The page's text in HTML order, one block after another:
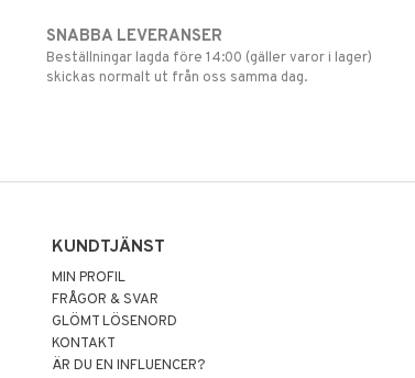
SNABBA LEVERANSER
Beställningar lagda före 14:00 (gäller varor i lager)
skickas normalt ut från oss samma dag.
KUNDTJÄNST
MIN PROFIL
FRÅGOR & SVAR
GLÖMT LÖSENORD
KONTAKT
ÄR DU EN INFLUENCER?